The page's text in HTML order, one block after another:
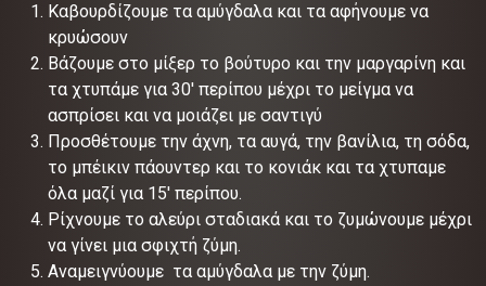
Καβουρδίζουμε τα αμύγδαλα και τα αφήνουμε να
κρυώσουν
Βάζουμε στο μίξερ το βούτυρο και την μαργαρίνη και
τα χτυπάμε για 30' περίπου μέχρι το μείγμα να
ασπρίσει και να μοιάζει με σαντιγύ
Προσθέτουμε την άχνη, τα αυγά, την βανίλια, τη σόδα,
το μπέικιν πάουντερ και το κονιάκ και τα χτυπαμε
όλα μαζί για 15' περίπου.
Ρίχνουμε το αλεύρι σταδιακά και το ζυμώνουμε μέχρι
να γίνει μια σφιχτή ζύμη.
Αναμειγνύουμε τα αμύγδαλα με την ζύμη.